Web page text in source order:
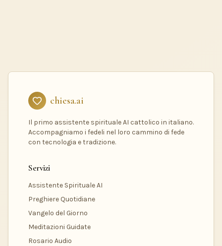
chiesa.ai
Il primo assistente spirituale AI cattolico in italiano.
Accompagniamo i fedeli nel loro cammino di fede
con tecnologia e tradizione.
Servizi
Assistente Spirituale AI
Preghiere Quotidiane
Vangelo del Giorno
Meditazioni Guidate
Rosario Audio